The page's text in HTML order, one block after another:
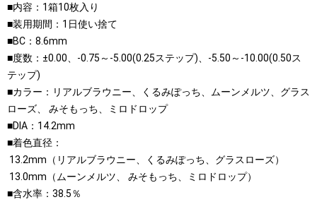
■内容：1箱10枚入り
■装用期間：1日使い捨て
■BC：8.6mm
■度数：±0.00、-0.75～-5.00(0.25ステップ)、-5.50～-10.00(0.50ス
テップ)
■カラー：リアルブラウニー、くるみぽっち、ムーンメルツ、グラス
ローズ、 みそもっち、ミロドロップ
■DIA：14.2mm
■着色直径：
13.2mm（リアルブラウニー、くるみぽっち、グラスローズ）
13.0mm（ムーンメルツ、 みそもっち、ミロドロップ）
■含水率：38.5％